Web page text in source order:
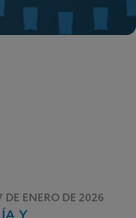
DE ENERO DE 2026